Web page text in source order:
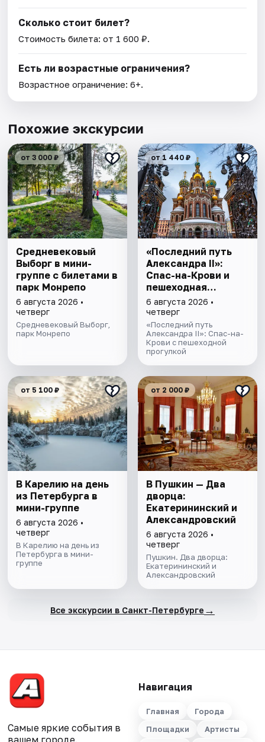
Сколько стоит билет?
Стоимость билета: от 1 600 ₽.
Есть ли возрастные ограничения?
Возрастное ограничение: 6+.
Похожие экскурсии
от 3 000 ₽
Cредневековый
Выборг в мини-
группе c билетами в
парк Монрепо
6 августа 2026 •
четверг
Средневековый Выборг,
парк Монрепо
от 1 440 ₽
«Последний путь
Александра II»:
Спас-на-Крови и
пешеходная
прогулка
6 августа 2026 •
четверг
«Последний путь
Александра II»: Спас-на-
Крови с пешеходной
прогулкой
от 5 100 ₽
В Карелию на день
из Петербурга в
мини-группе
6 августа 2026 •
четверг
В Карелию на день из
Петербурга в мини-
группе
от 2 000 ₽
В Пушкин — Два
дворца:
Екатерининский и
Александровский
6 августа 2026 •
четверг
Пушкин. Два дворца:
Екатерининский и
Александровский
Все экскурсии в Санкт-Петербурге →
Самые яркие события в
Навигация
Главная
Города
Площадки
Артисты